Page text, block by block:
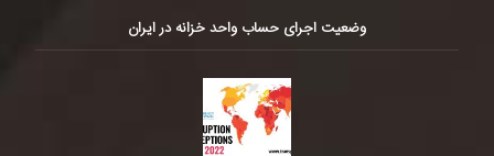
وضعیت اجرای حساب واحد خزانه در ایران